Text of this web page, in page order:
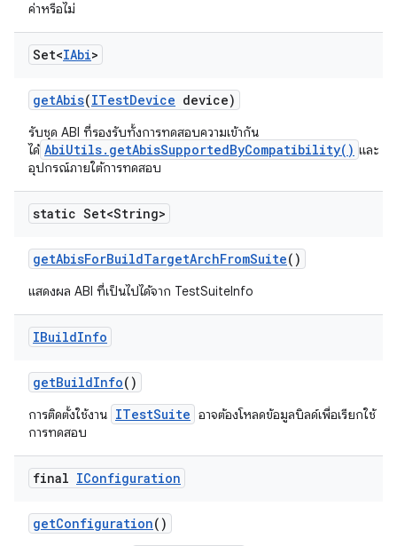
ค่าหรือไม่
Set<IAbi>
getAbis(ITestDevice device)
รับชุด ABI ที่รองรับทั้งการทดสอบความเข้ากัน
ได้ AbiUtils.getAbisSupportedByCompatibility() และ
อุปกรณ์ภายใต้การทดสอบ
static Set<String>
getAbisForBuildTargetArchFromSuite()
แสดงผล ABI ที่เป็นไปได้จาก TestSuiteInfo
IBuildInfo
getBuildInfo()
การติดตั้งใช้งาน ITestSuite อาจต้องโหลดข้อมูลบิลด์เพื่อเรียกใช้
การทดสอบ
final IConfiguration
getConfiguration()